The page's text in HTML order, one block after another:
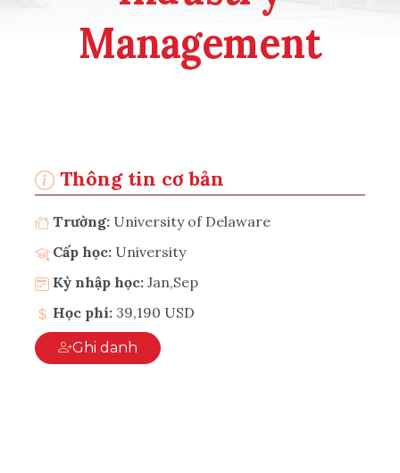
Management
Thông tin cơ bản
Trường: University of Delaware
Cấp học: University
Kỳ nhập học: Jan,Sep
Học phí: 39,190 USD
Ghi danh